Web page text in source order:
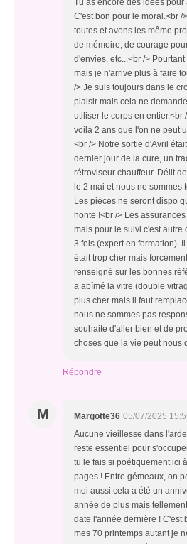
Tu as encore des idées
C'est bon pour le moral.<br /
toutes et avons les même
de mémoire, de courage
d'envies, etc...<br />
mais je n'arrive plus à faire
/> Je suis toujours dans le
plaisir mais cela ne
utiliser le corps en entier.<br
voilà 2 ans que l'on ne peut
<br /> Notre sortie d'Avril
dernier jour de la cure, un
rétroviseur chauffeur. Délit
le 2 mai et nous ne
Les pièces ne seront dispo
honte !<br /> Les
mais pour le suivi c'est autre
3 fois (expert en formation).
était trop cher mais
renseigné sur les bonnes
a abîmé la vitre (double
plus cher mais il faut
nous ne sommes pas
souhaite d'aller bien et de
choses que la vie peut nous
Répondre
M Margotte36 05/07/2025
Aucune vieillesse dans
reste essentiel pour
tu le fais si poétiquement ici
pages ! Entre gémeaux, on
moi aussi cela a été un
année de plus mais
date l'année dernière ! C'est
mes 70 printemps autant je